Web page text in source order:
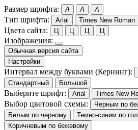
Размер шрифта: A A A
Тип шрифта: Arial Times New Roman
Цвета сайта: Ц Ц Ц Ц
Изображения:
Обычная версия сайта
Настройки
Интервал между буквами (Кернинг):
Стандартный
Большой
Выберите шрифт: Arial Times New
Выбор цветовой схемы:
Черным по
Белым по черному
Темно-синим по
Коричневым по бежевому